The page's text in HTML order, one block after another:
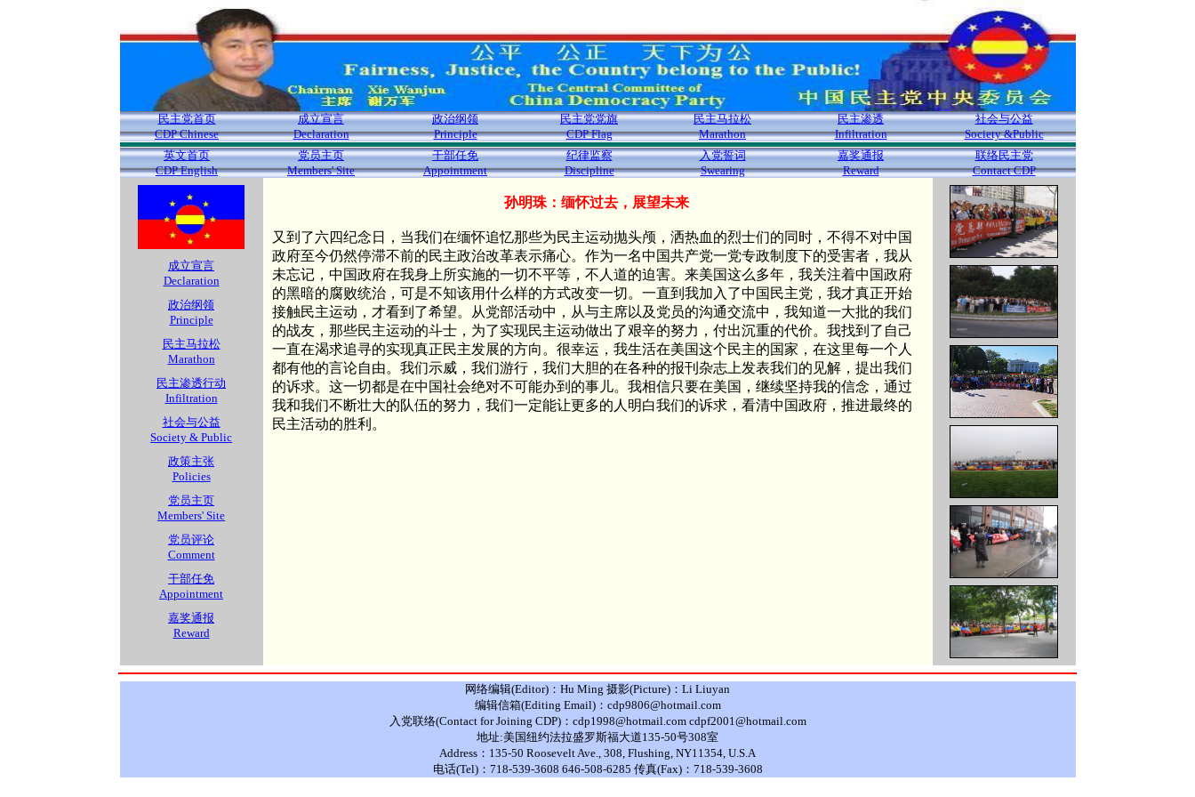
民主党首页
CDP Chinese
成立宣言
Declaration
政治纲领
Principle
民主党党旗
CDP Flag
民主马拉松
Marathon
民主渗透
Infiltration
社会与公益
Society &Public
英文首页
CDP English
党员主页
Members' Site
干部任免
Appointment
纪律监察
Discipline
入党誓词
Swearing
嘉奖通报
Reward
联络民主党
Contact CDP
成立宣言
Declaration
政治纲领
Principle
民主马拉松
Marathon
民主渗透行动
Infiltration
社会与公益
Society & Public
政策主张
Policies
党员主页
Members' Site
党员评论
Comment
干部任免
Appointment
嘉奖通报
Reward
孙明珠：缅怀过去，展望未来
又到了六四纪念日，当我们在缅怀追忆那些为民主运动抛头颅，洒热血的烈士们的同时，不得不对中国
政府至今仍然停滞不前的民主政治改革表示痛心。作为一名中国共产党一党专政制度下的受害者，我从
未忘记，中国政府在我身上所实施的一切不平等，不人道的迫害。来美国这么多年，我关注着中国政府
的黑暗的腐败统治，可是不知该用什么样的方式改变一切。一直到我加入了中国民主党，我才真正开始
接触民主运动，才看到了希望。从党部活动中，从与主席以及党员的沟通交流中，我知道一大批的我们
的战友，那些民主运动的斗士，为了实现民主运动做出了艰辛的努力，付出沉重的代价。我找到了自己
一直在渴求追寻的实现真正民主发展的方向。很幸运，我生活在美国这个民主的国家，在这里每一个人
都有他的言论自由。我们示威，我们游行，我们大胆的在各种的报刊杂志上发表我们的见解，提出我们
的诉求。这一切都是在中国社会绝对不可能办到的事儿。我相信只要在美国，继续坚持我的信念，通过
我和我们不断壮大的队伍的努力，我们一定能让更多的人明白我们的诉求，看清中国政府，推进最终的
民主活动的胜利。
网络编辑(Editor)：Hu Ming 摄影(Picture)：Li Liuyan
编辑信箱(Editing Email)：cdp9806@hotmail.com
入党联络(Contact for Joining CDP)：cdp1998@hotmail.com cdpf2001@hotmail.com
地址:美国纽约法拉盛罗斯福大道135-50号308室
Address：135-50 Roosevelt Ave., 308, Flushing, NY11354, U.S.A
电话(Tel)：718-539-3608 646-508-6285 传真(Fax)：718-539-3608